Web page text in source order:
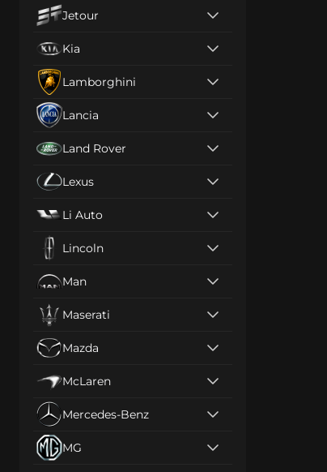
Jetour
Kia
Lamborghini
Lancia
Land Rover
Lexus
Li Auto
Lincoln
Man
Maserati
Mazda
McLaren
Mercedes-Benz
MG